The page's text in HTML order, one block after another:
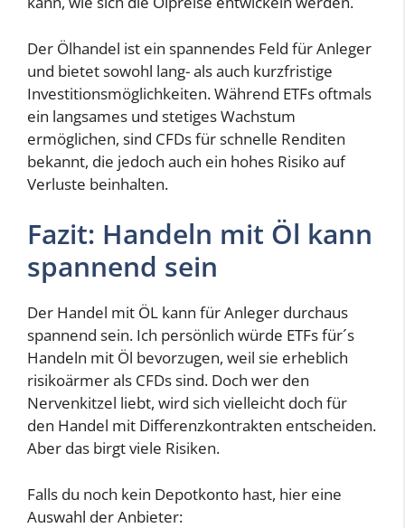
Der Ölhandel ist ein spannendes Feld für Anleger
und bietet sowohl lang- als auch kurzfristige
Investitionsmöglichkeiten. Während ETFs oftmals
ein langsames und stetiges Wachstum
ermöglichen, sind CFDs für schnelle Renditen
bekannt, die jedoch auch ein hohes Risiko auf
Verluste beinhalten.
Fazit: Handeln mit Öl kann
spannend sein
Der Handel mit ÖL kann für Anleger durchaus
spannend sein. Ich persönlich würde ETFs für´s
Handeln mit Öl bevorzugen, weil sie erheblich
risikoärmer als CFDs sind. Doch wer den
Nervenkitzel liebt, wird sich vielleicht doch für
den Handel mit Differenzkontrakten entscheiden.
Aber das birgt viele Risiken.
Falls du noch kein Depotkonto hast, hier eine
Auswahl der Anbieter: